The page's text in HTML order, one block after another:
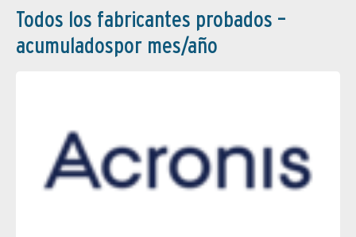
Todos los fabricantes probados –
acumuladospor mes/año